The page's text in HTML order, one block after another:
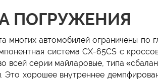
ПОГРУЖЕНИЯ
многих автомобилей ограничены по
система CX-65CS с
всей серии майларовые, типа
Это хорошее внутреннее